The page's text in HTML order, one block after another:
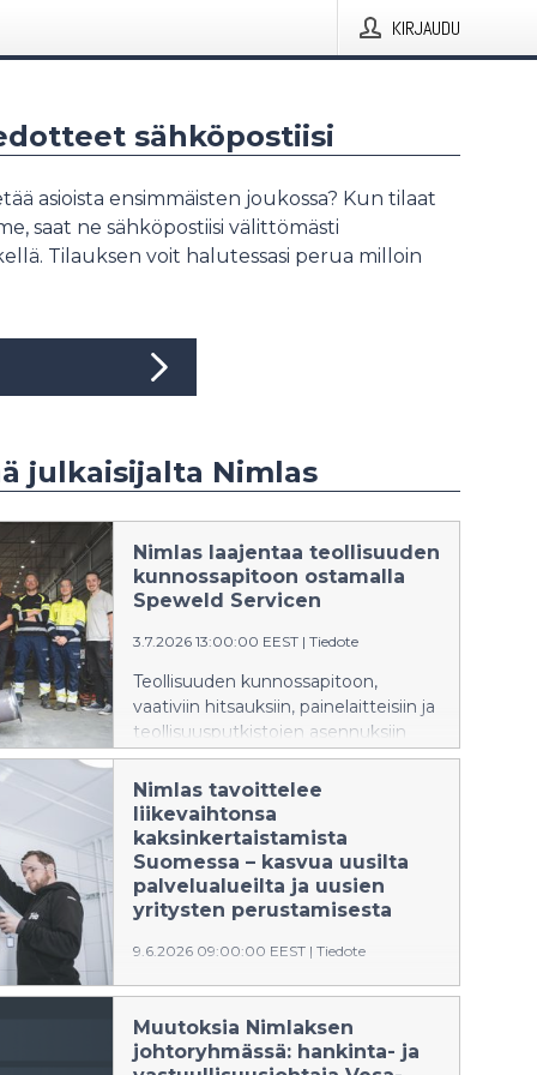
KIRJAUDU
sähköpostiisi
asioista ensimmäisten joukossa? Kun tilaat
saat ne sähköpostiisi välittömästi
Tilauksen voit halutessasi perua milloin
julkaisijalta Nimlas
Nimlas laajentaa teollisuuden
kunnossapitoon ostamalla
Speweld Servicen
3.7.2026 13:00:00 EEST | Tiedote
Teollisuuden kunnossapitoon,
vaativiin hitsauksiin, painelaitteisiin ja
teollisuusputkistojen asennuksiin
erikoistunut orimattilalainen
Speweld Service Oy palvelee
prosessi-, energia- ja muuta raskasta
teollisuutta valtakunnallisesti.
Yritysosto laajentaa paikallisista
yrityksistä koostuvan Nimlaksen
toimintaa talotekniikasta
Nimlas tavoittelee
liikevaihtonsa
kaksinkertaistamista
Suomessa – kasvua uusilta
palvelualueilta ja uusien
yritysten perustamisesta
9.6.2026 09:00:00 EEST | Tiedote
Talotekniikkakonserni Nimlas
tavoittelee voimakasta kasvua 800
miljoonaan euroon Suomessa osana
pohjoismaisen Nimlas Groupin uutta
Muutoksia Nimlaksen
johtoryhmässä: hankinta- ja